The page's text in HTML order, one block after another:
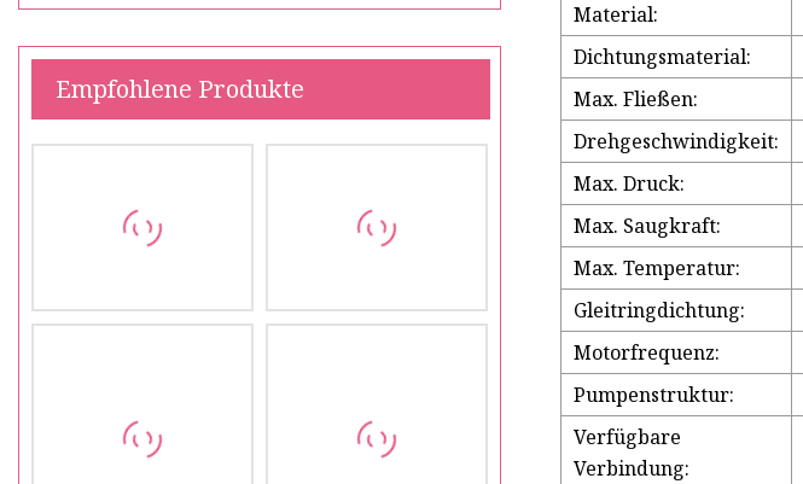
Empfohlene Produkte
Material:
Dichtungsmaterial:
Max. Fließen:
Drehgeschwindigkeit:
Max. Druck:
Max. Saugkraft:
Max. Temperatur:
Gleitringdichtung:
Motorfrequenz:
Pumpenstruktur:
Verfügbare
Verbindung: